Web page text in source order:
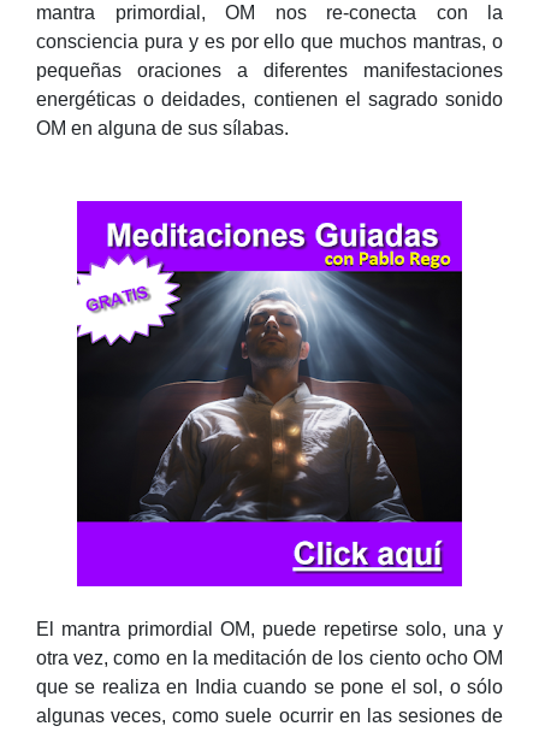
mantra primordial, OM nos re-conecta con la
consciencia pura y es por ello que muchos mantras, o
pequeñas oraciones a diferentes manifestaciones
energéticas o deidades, contienen el sagrado sonido
OM en alguna de sus sílabas.
El mantra primordial OM, puede repetirse solo, una y
otra vez, como en la meditación de los ciento ocho OM
que se realiza en India cuando se pone el sol, o sólo
algunas veces, como suele ocurrir en las sesiones de